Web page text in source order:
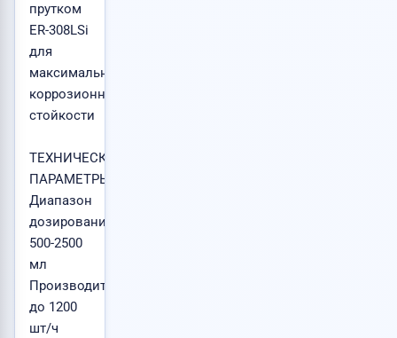
прутком
ER-308LSi
для
максимальной
коррозионной
стойкости
ТЕХНИЧЕСКИЕ
ПАРАМЕТРЫ:
Диапазон
дозирования:
500-2500
мл
Производительность:
до 1200
шт/ч